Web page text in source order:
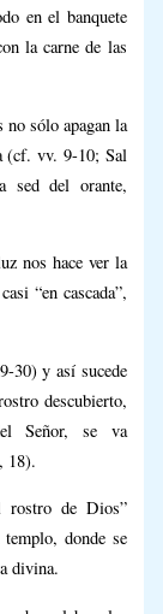
en el banquete
la carne de las
no sólo apagan la
(cf. vv. 9-10; Sal
sed del orante,
nos hace ver la
“en cascada”,
30) y así sucede
descubierto,
Señor, se va
18).
rostro de Dios”
donde se
divina.